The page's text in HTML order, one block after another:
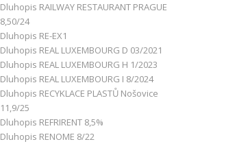
Dluhopis RAILWAY RESTAURANT PRAGUE
8,50/24
Dluhopis RE-EX1
Dluhopis REAL LUXEMBOURG D 03/2021
Dluhopis REAL LUXEMBOURG H 1/2023
Dluhopis REAL LUXEMBOURG I 8/2024
Dluhopis RECYKLACE PLASTŮ Nošovice
11,9/25
Dluhopis REFRIRENT 8,5%
Dluhopis RENOME 8/22